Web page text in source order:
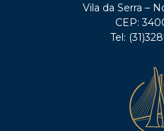
Vila da Serra –
CEP:
Tel: